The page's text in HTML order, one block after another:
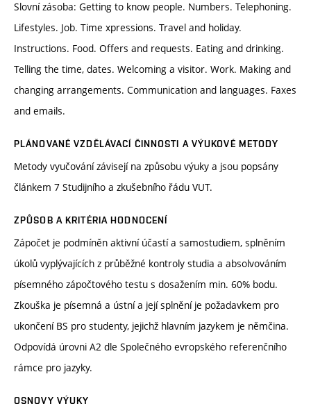
Slovní zásoba: Getting to know people. Numbers. Telephoning.
Lifestyles. Job. Time xpressions. Travel and holiday.
Instructions. Food. Offers and requests. Eating and drinking.
Telling the time, dates. Welcoming a visitor. Work. Making and
changing arrangements. Communication and languages. Faxes
and emails.
PLÁNOVANÉ VZDĚLÁVACÍ ČINNOSTI A VÝUKOVÉ METODY
Metody vyučování závisejí na způsobu výuky a jsou popsány
článkem 7 Studijního a zkušebního řádu VUT.
ZPŮSOB A KRITÉRIA HODNOCENÍ
Zápočet je podmíněn aktivní účastí a samostudiem, splněním
úkolů vyplývajících z průběžné kontroly studia a absolvováním
písemného zápočtového testu s dosažením min. 60% bodu.
Zkouška je písemná a ústní a její splnění je požadavkem pro
ukončení BS pro studenty, jejichž hlavním jazykem je němčina.
Odpovídá úrovni A2 dle Společného evropského referenčního
rámce pro jazyky.
OSNOVY VÝUKY